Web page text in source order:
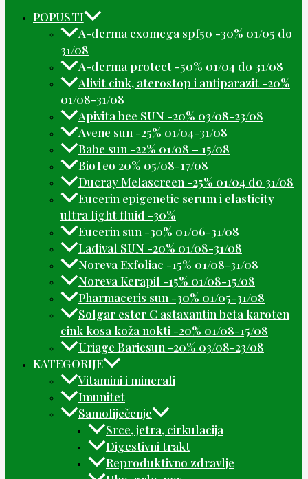
POPUSTI
A-derma exomega spf50 -30% 01/05 do
31/08
A-derma protect -50% 01/04 do 31/08
Alivit cink, aterostop i antiparazit -20%
01/08-31/08
Apivita bee SUN -20% 03/08-23/08
Avene sun -25% 01/04-31/08
Babe sun -22% 01/08 – 15/08
BioTeo 20% 05/08-17/08
Ducray Melascreen -25% 01/04 do 31/08
Eucerin epigenetic serum i elasticity
ultra light fluid -30%
Eucerin sun -30% 01/06-31/08
Ladival SUN -20% 01/08-31/08
Noreva Exfoliac -15% 01/08-31/08
Noreva Kerapil -15% 01/08-15/08
Pharmaceris sun -30% 01/05-31/08
Solgar ester C astaxantin beta karoten
cink kosa koža nokti -20% 01/08-15/08
Uriage Bariesun -20% 03/08-23/08
KATEGORIJE
Vitamini i minerali
Imunitet
Samoliječenje
Srce, jetra, cirkulacija
Digestivni trakt
Reproduktivno zdravlje